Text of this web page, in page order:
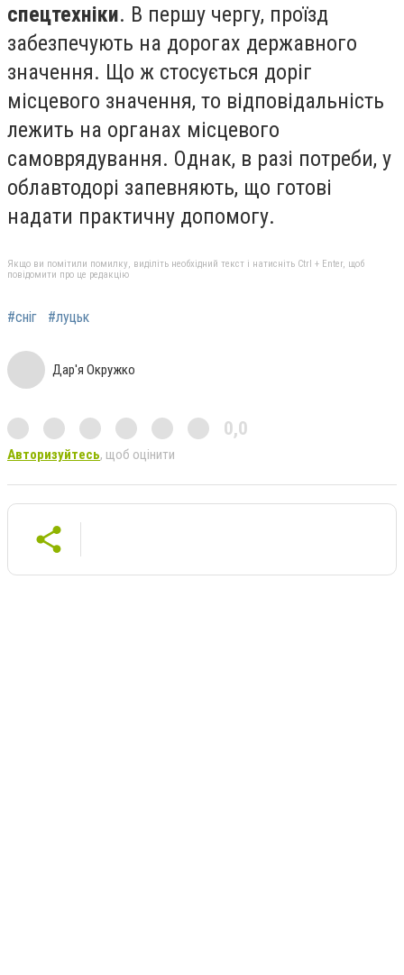
спецтехніки. В першу чергу, проїзд
забезпечують на дорогах державного
значення. Що ж стосується доріг
місцевого значення, то відповідальність
лежить на органах місцевого
самоврядування. Однак, в разі потреби, у
облавтодорі запевняють, що готові
надати практичну допомогу.
Якщо ви помітили помилку, виділіть необхідний текст і натисніть Ctrl + Enter, щоб
повідомити про це редакцію
#сніг #луцьк
Дар'я Окружко
0,0
Авторизуйтесь, щоб оцінити